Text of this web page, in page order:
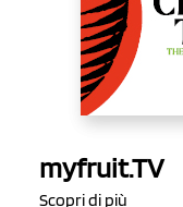
myfruit.TV
Scopri di più